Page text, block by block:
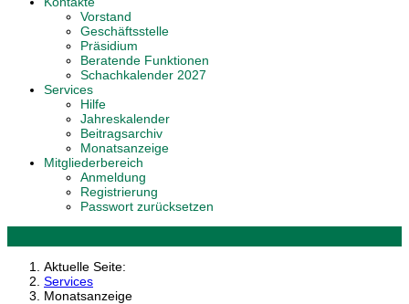
Vorstand
Geschäftsstelle
Präsidium
Beratende Funktionen
Schachkalender 2027
Services
Hilfe
Jahreskalender
Beitragsarchiv
Monatsanzeige
Mitgliederbereich
Anmeldung
Registrierung
Passwort zurücksetzen
Aktuelle Seite:
Services
Monatsanzeige